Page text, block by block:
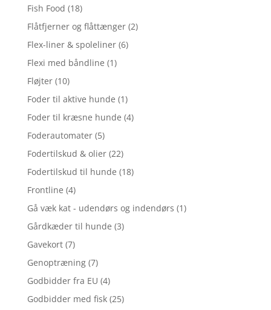
Fish Food (18)
Flåtfjerner og flåttænger (2)
Flex-liner & spoleliner (6)
Flexi med båndline (1)
Fløjter (10)
Foder til aktive hunde (1)
Foder til kræsne hunde (4)
Foderautomater (5)
Fodertilskud & olier (22)
Fodertilskud til hunde (18)
Frontline (4)
Gå væk kat - udendørs og indendørs (1)
Gårdkæder til hunde (3)
Gavekort (7)
Genoptræning (7)
Godbidder fra EU (4)
Godbidder med fisk (25)